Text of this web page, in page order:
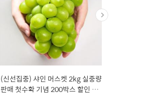
(신선집중) 샤인 머스켓 2kg 실중량
판매 첫수확 기념 200박스 할인 이